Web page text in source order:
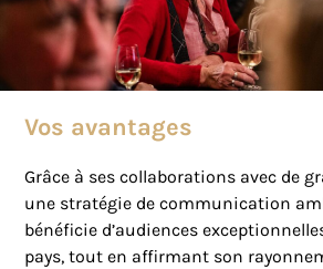
Vos avantages
Grâce à ses collaborations avec de
une stratégie de communication
bénéficie d’audiences
pays, tout en affirmant son